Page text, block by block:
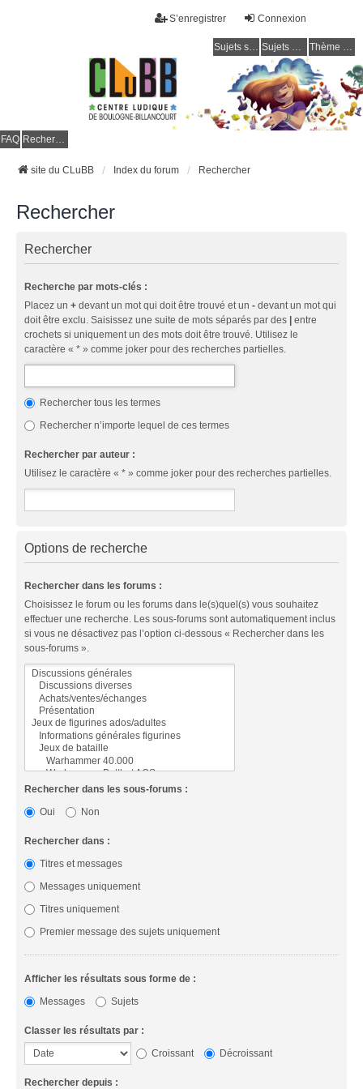
Connexion
S’enregistrer
Sujets sans réponse Sujets actifs Thème clair / foncé
FAQ Rechercher
site du CLuBB Index du forum Rechercher
Rechercher
Rechercher
Recherche par mots-clés :
Placez un + devant un mot qui doit être trouvé et un - devant un mot qui
doit être exclu. Saisissez une suite de mots séparés par des | entre
crochets si uniquement un des mots doit être trouvé. Utilisez le
caractère « * » comme joker pour des recherches partielles.
Rechercher tous les termes
Rechercher n’importe lequel de ces termes
Rechercher par auteur :
Utilisez le caractère « * » comme joker pour des recherches partielles.
Options de recherche
Rechercher dans les forums :
Choisissez le forum ou les forums dans le(s)quel(s) vous souhaitez
effectuer une recherche. Les sous-forums sont automatiquement inclus
si vous ne désactivez pas l’option ci-dessous « Rechercher dans les
sous-forums ».
Rechercher dans les sous-forums :
Oui
Non
Rechercher dans :
Titres et messages
Messages uniquement
Titres uniquement
Premier message des sujets uniquement
Afficher les résultats sous forme de :
Messages
Sujets
Classer les résultats par :
Croissant
Décroissant
Rechercher depuis :